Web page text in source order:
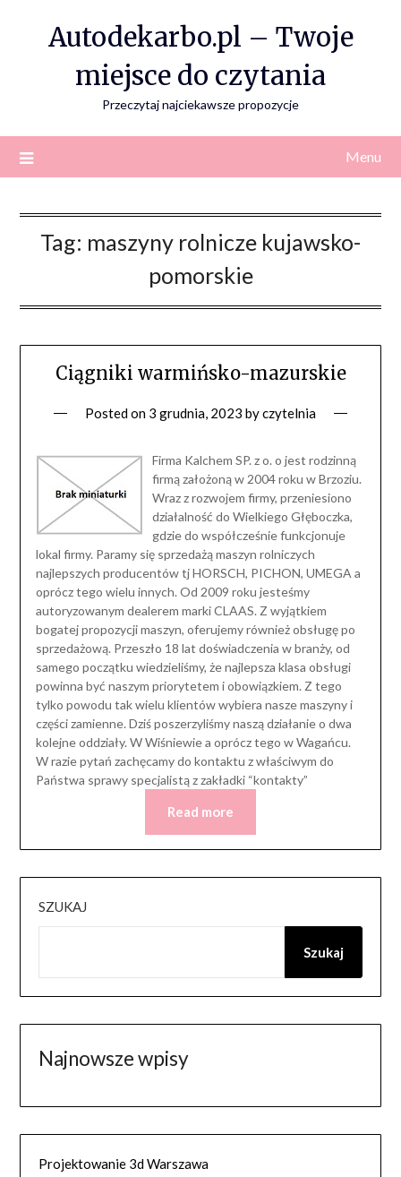
Autodekarbo.pl – Twoje
miejsce do czytania
Przeczytaj najciekawsze propozycje
Menu
Tag: maszyny rolnicze kujawsko-
pomorskie
Ciągniki warmińsko-mazurskie
Posted on 3 grudnia, 2023 byczytelnia
Firma Kalchem SP. z o. o jest rodzinną
firmą założoną w 2004 roku w Brzoziu.
Wraz z rozwojem firmy, przeniesiono
działalność do Wielkiego Głęboczka,
gdzie do współcześnie funkcjonuje
lokal firmy. Paramy się sprzedażą maszyn rolniczych
najlepszych producentów tj HORSCH, PICHON, UMEGA a
oprócz tego wielu innych. Od 2009 roku jesteśmy
autoryzowanym dealerem marki CLAAS. Z wyjątkiem
bogatej propozycji maszyn, oferujemy również obsługę po
sprzedażową. Przeszło 18 lat doświadczenia w branży, od
samego początku wiedzieliśmy, że najlepsza klasa obsługi
powinna być naszym priorytetem i obowiązkiem. Z tego
tylko powodu tak wielu klientów wybiera nasze maszyny i
części zamienne. Dziś poszerzyliśmy naszą działanie o dwa
kolejne oddziały. W Wiśniewie a oprócz tego w Wagańcu.
W razie pytań zachęcamy do kontaktu z właściwym do
Państwa sprawy specjalistą z zakładki “kontakty”
Read more
SZUKAJ
Szukaj
Najnowsze wpisy
Projektowanie 3d Warszawa